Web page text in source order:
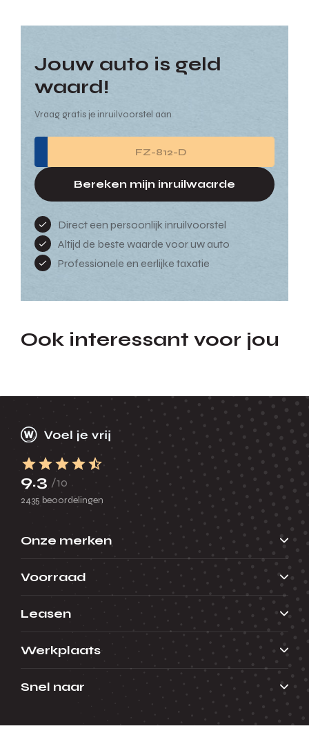
Jouw auto is geld
waard!
Vraag gratis je inruilvoorstel aan
Bereken mijn inruilwaarde
Direct een persoonlijk inruilvoorstel
Altijd de beste waarde voor uw auto
Professionele en eerlijke taxatie
Ook interessant voor jou
9.3 /10
2435 beoordelingen
Onze merken
Voorraad
Leasen
Werkplaats
Snel naar